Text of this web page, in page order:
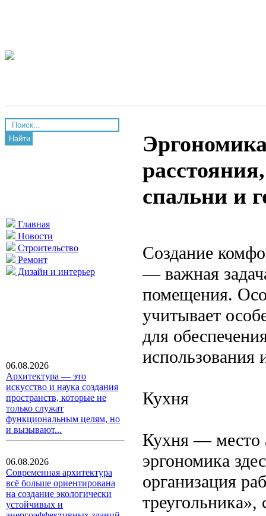
Найти
Главная
Новости
Строительство
Ремонт
Дизайн и интерьер
06.08.2026
Архитектура — это
искусство и наука создания
пространств, которые не
только служат
функциональным целям, но
и вызывают...
06.08.2026
Современная архитектура
всё больше ориентирована
на создание экологически
устойчивых и
спальни и
Создание
— важная
помещения.
учитывает
для
использования
Кухня
Кухня — место
эргономика
организация